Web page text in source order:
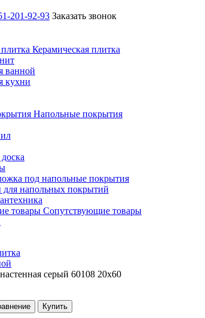
201-92-93 Заказать звонок
Керамическая плитка
ванной
кухни
Напольные покрытия
под напольные покрытия
для напольных покрытий
Сопутствующие товары
серый 60108 20х60
Купить